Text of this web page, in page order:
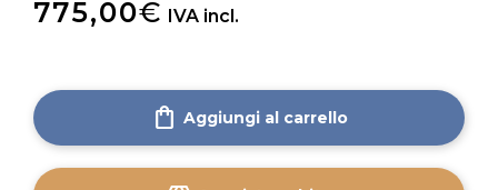
775,00€ IVA incl.
shopping_bag Aggiungi al carrello